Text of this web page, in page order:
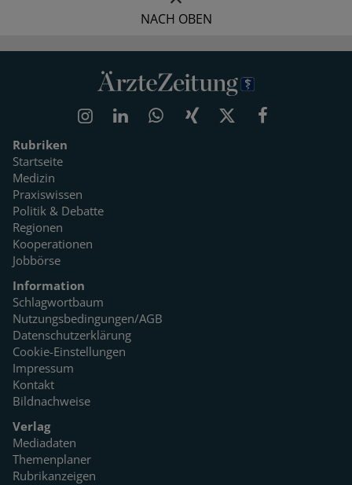
NACH OBEN
Rubriken
Startseite
Medizin
Praxiswissen
Politik & Debatte
Regionen
Kooperationen
Jobbörse
Information
Schlagwortbaum
Nutzungsbedingungen/AGB
Datenschutzerklärung
Cookie-Einstellungen
Impressum
Kontakt
Bildnachweise
Verlag
Mediadaten
Themenplaner
Rubrikanzeigen